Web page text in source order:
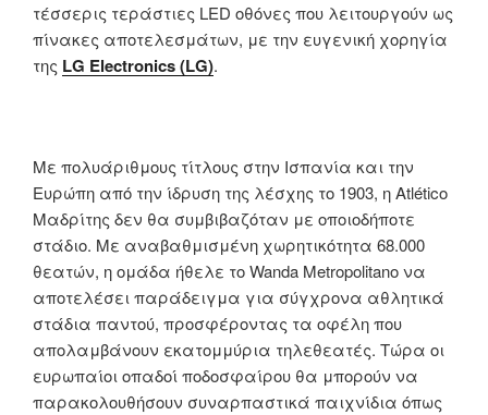
τέσσερις τεράστιες LED οθόνες που λειτουργούν ως
πίνακες αποτελεσμάτων, με την ευγενική χορηγία
της LG Electronics(LG).
Με πολυάριθμους τίτλους στην Ισπανία και την
Ευρώπη από την ίδρυση της λέσχης το 1903, η Atlético
Μαδρίτης δεν θα συμβιβαζόταν με οποιοδήποτε
στάδιο. Με αναβαθμισμένη χωρητικότητα 68.000
θεατών, η ομάδα ήθελε το Wanda Metropolitano να
αποτελέσει παράδειγμα για σύγχρονα αθλητικά
στάδια παντού, προσφέροντας τα οφέλη που
απολαμβάνουν εκατομμύρια τηλεθεατές. Τώρα οι
ευρωπαίοι οπαδοί ποδοσφαίρου θα μπορούν να
παρακολουθήσουν συναρπαστικά παιχνίδια όπως